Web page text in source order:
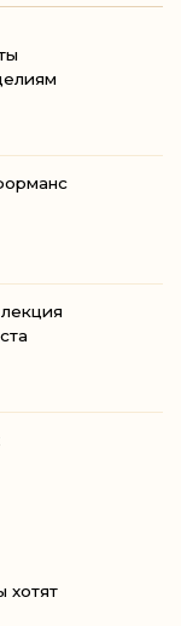
хотят